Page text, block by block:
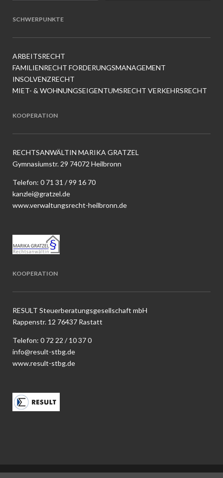
SCHWERPUNKTE
ARBEITSRECHT
FAMILIENRECHT FORDERUNGSMANAGEMENT
INSOLVENZRECHT
MIET- & WOHNUNGSEIGENTUMSRECHT VERKEHRSRECHT
KOOPERATION
RECHTSANWÄLTIN MARIKA GRATZEL
Gymnasiumstr. 29 74072 Heilbronn
Telefon: 0 71 31 / 99 16 70
kanzlei@gratzel.de
www.verwaltungsrecht-heilbronn.de
KOOPERATION
RESULT Steuerberatungsgesellschaft mbH
Rappenstr. 12 76437 Rastatt
Telefon: 0 72 22 / 10 37 0
info@result-stbg.de
www.result-stbg.de
COPYRIGHT 2018 ® RECHTSANWALT OLIVER KLEIN |IMPRESSUM